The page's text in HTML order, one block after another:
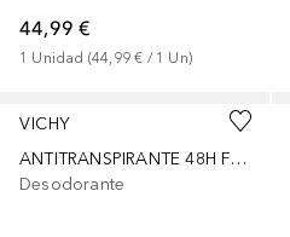
44,99 €
1 Unidad (44,99 € / 1 Un)
VICHY
ANTITRANSPIRANTE 48H FORMATO ROLL-ON
Desodorante